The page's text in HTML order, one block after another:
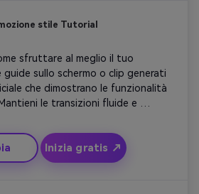
stile Tutorial
sfruttare al meglio il tuo
sullo schermo o clip generati
che dimostrano le funzionalità
le transizioni fluide e
Includi tracce di sfondo
Concludi con una
e un CTA come 'Inizia oggi'.
Inizia gratis ↗